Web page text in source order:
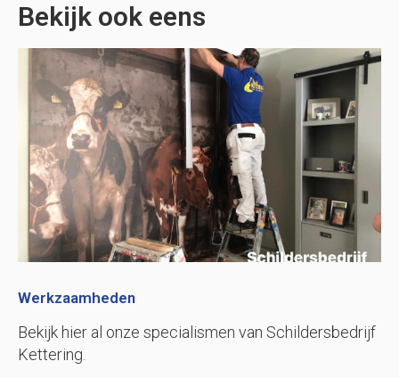
Bekijk ook eens
Werkzaamheden
Bekijk hier al onze specialismen van Schildersbedrijf
Kettering.